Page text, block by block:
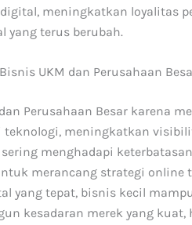
meningkatkan loyalitas
yang terus berubah.
UKM dan Perusahaan
Perusahaan Besar karena
meningkatkan
menghadapi
merancang strategi online
yang tepat, bisnis kecil
kesadaran merek yang kuat,